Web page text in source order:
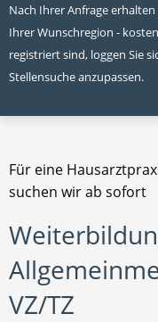
Nach Ihrer Anfrage
Ihrer Wunschregion -
registriert sind, loggen Sie
Stellensuche anzupassen.
Für eine
suchen wir ab sofort
VZ/TZ